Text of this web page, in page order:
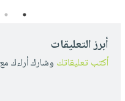
1
2
أبرز التعليقات
أكتب تعليقاتك وشارك أراءك